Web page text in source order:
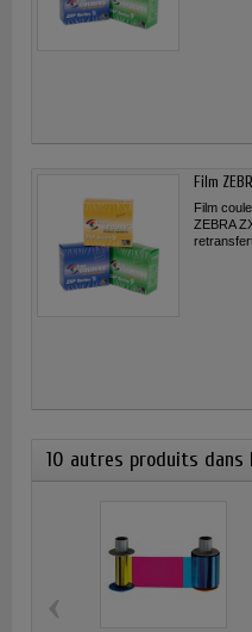
Film
Film
ZEBRA
10 autres produits dans
‹